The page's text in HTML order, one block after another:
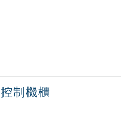
控制機櫃